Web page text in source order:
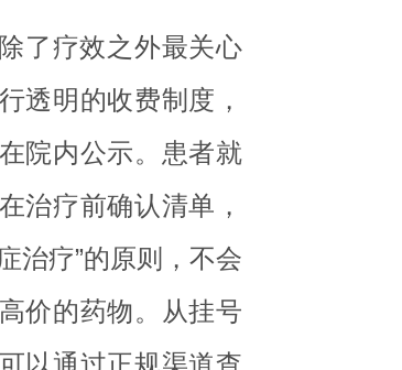
了疗效之外最关心
透明的收费制度，
院内公示。患者就
治疗前确认清单，
治疗”的原则，不会
价的药物。从挂号
以通过正规渠道查